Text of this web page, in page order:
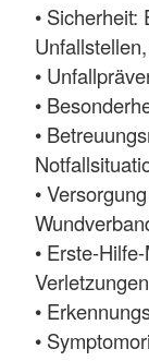
•
•
•
•
•
• Erste-
Verletzungen
•
•